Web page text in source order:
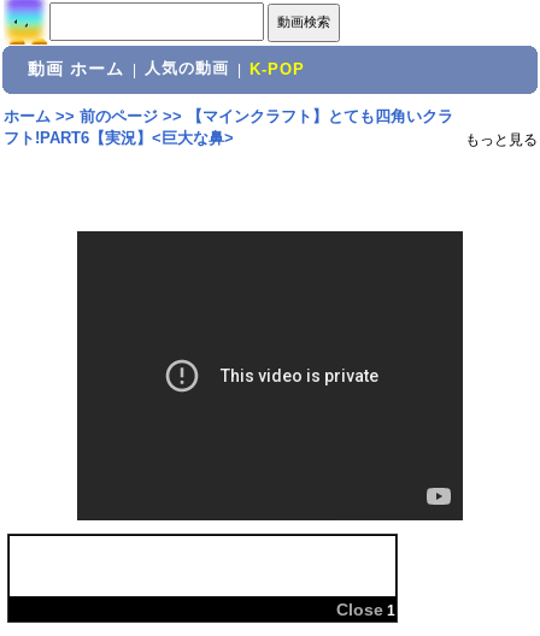
動画 ホーム 人気の動画 K-POP
ホーム>> 前のページ>>
【マインクラフト】とても四角いクラ
フト!PART6【実況】<巨大な鼻>
もっと見る